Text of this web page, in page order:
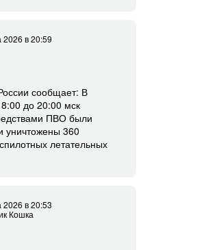
2026в 20:59
сообщает: В
до 20:00 мск
ПВО были
уничтожены 360
летательных
2026в 20:53
Кошка